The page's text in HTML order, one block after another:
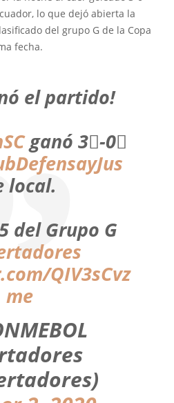
lo que dejó abierta la
del grupo G de la Copa
fecha.
el partido!
ganó 3⃣-0⃣
local.
del Grupo G
QIV3sCvz
me